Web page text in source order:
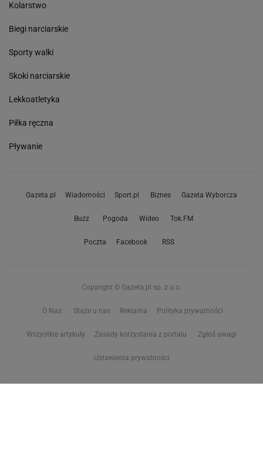
Kolarstwo
Biegi narciarskie
Sporty walki
Skoki narciarskie
Lekkoatletyka
Piłka ręczna
Pływanie
Gazeta.pl Wiadomości Sport.pl Biznes Gazeta Wyborcza
Buzz Pogoda Wideo Tok.FM
Poczta Facebook RSS
Copyright © Gazeta.pl sp. z o.o.
O Nas Staże u nas Reklama Polityka prywatności
Wszystkie artykuły Zasady korzystania z portalu Zgłoś uwagi
Ustawienia prywatności